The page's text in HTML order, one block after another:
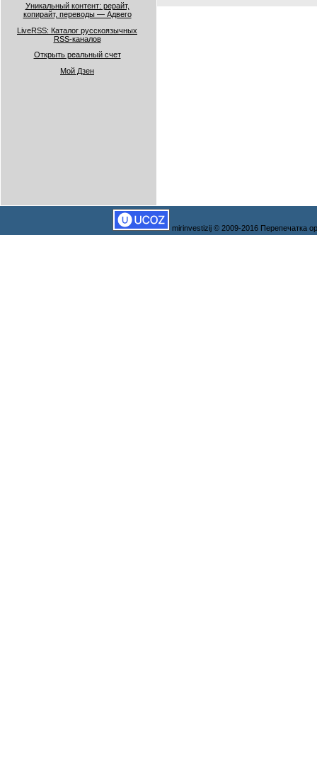
Уникальный контент: рерайт,
копирайт, переводы — Адвего
LiveRSS: Каталог русскоязычных
RSS-каналов
Открыть реальный счет
Мой Дзен
mirinvestizij © 2009-2016 Перепечатка